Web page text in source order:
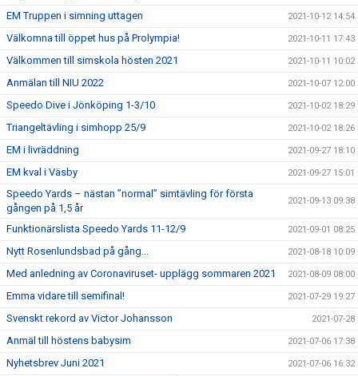
EM Truppen i simning uttagen 2021-10-12 14:54
Välkomna till öppet hus på Prolympia! 2021-10-11 17:43
Välkommen till simskola hösten 2021 2021-10-11 10:02
Anmälan till NIU 2022 2021-10-07 12:00
Speedo Dive i Jönköping 1-3/10 2021-10-02 18:29
Triangeltävling i simhopp 25/9 2021-10-02 18:26
EM i livräddning 2021-09-27 18:10
EM kval i Väsby 2021-09-27 15:01
Speedo Yards – nästan ”normal” simtävling för första
gången på 1,5 år
2021-09-13 09:38
Funktionärslista Speedo Yards 11-12/9 2021-09-01 08:25
Nytt Rosenlundsbad på gång... 2021-08-18 10:09
Med anledning av Coronaviruset- upplägg sommaren 2021 2021-08-09 08:00
Emma vidare till semifinal! 2021-07-29 19:27
Svenskt rekord av Victor Johansson 2021-07-28
Anmäl till höstens babysim 2021-07-06 17:38
Nyhetsbrev Juni 2021 2021-07-06 16:32